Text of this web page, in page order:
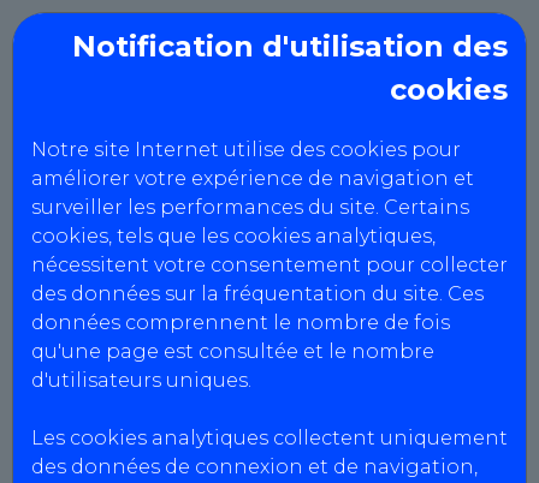
Notification d'utilisation des
cookies
Notre site Internet utilise des cookies pour
améliorer votre expérience de navigation et
surveiller les performances du site. Certains
cookies, tels que les cookies analytiques,
nécessitent votre consentement pour collecter
des données sur la fréquentation du site. Ces
données comprennent le nombre de fois
qu'une page est consultée et le nombre
d'utilisateurs uniques.
Les cookies analytiques collectent uniquement
des données de connexion et de navigation,
Controle technique
du Vallon